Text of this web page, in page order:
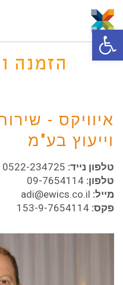
פתח סרגל נגישות
הזמנה
איוויקס -
וייעוץ בע"מ
טלפון נייד:
טלפון:
מייל:
פקס: